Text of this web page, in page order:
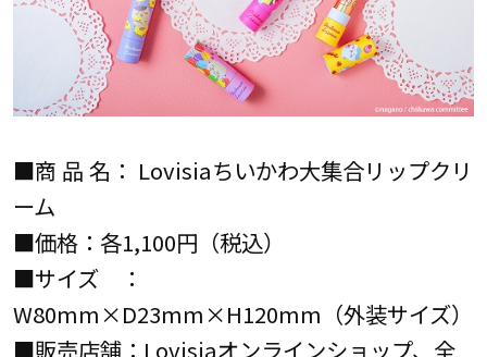
■商 品 名： Lovisiaちいかわ大集合リップクリ
ーム
■価格：各1,100円（税込）
■サイズ ：
W80mm×D23mm×H120mm（外装サイズ）
■販売店舗：Lovisiaオンラインショップ、全